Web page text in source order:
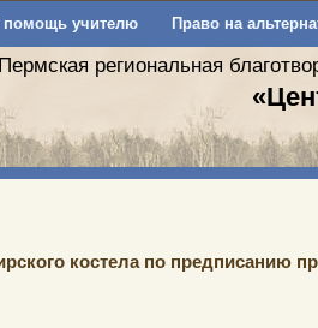
помощь учителю Право на
Пермская региональная
костела по предписанию